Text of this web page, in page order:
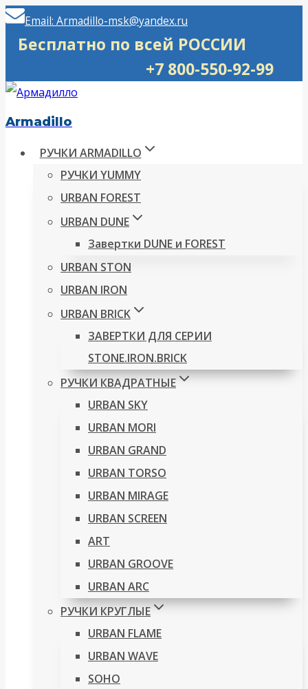
Перейти
Email: Armadillo-msk@yandex.ru
Бесплатно по всей РОССИИ
+7 800-550-92-99
Armadillo
РУЧКИ ARMADILLO
РУЧКИ YUMMY
URBAN FOREST
URBAN DUNE
Завертки DUNE и FOREST
URBAN STON
URBAN IRON
URBAN BRICK
ЗАВЕРТКИ ДЛЯ СЕРИИ
STONE.IRON.BRICK
РУЧКИ КВАДРАТНЫЕ
URBAN SKY
URBAN MORI
URBAN GRAND
URBAN TORSO
URBAN MIRAGE
URBAN SCREEN
ART
URBAN GROOVE
URBAN ARC
РУЧКИ КРУГЛЫЕ
URBAN FLAME
URBAN WAVE
SOHO